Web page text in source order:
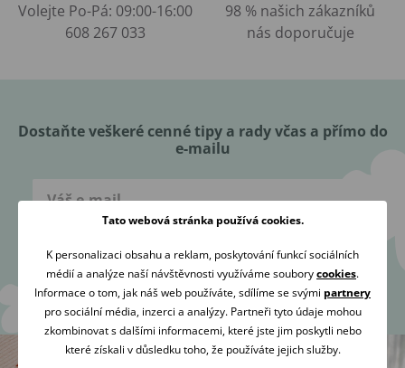
Volejte Po-Pá: 09:00-16:00
608 267 033
98 % našich zákazníků
nás doporučuje
Dostaňte veškeré cenné tipy a rady včas a přímo do
e-mailu
Přihlásit se
Souhlasím sezpracováním osobních údajůza účelem zaslání
newsletteru.
Tato webová stránka používá cookies.
K personalizaci obsahu a reklam, poskytování funkcí sociálních
médií a analýze naší návštěvnosti využíváme souborycookies.
Informace o tom, jak náš web používáte, sdílíme se svými partnery
pro sociální média, inzerci a analýzy. Partneři tyto údaje mohou
zkombinovat s dalšími informacemi, které jste jim poskytli nebo
které získali v důsledku toho, že používáte jejich služby.